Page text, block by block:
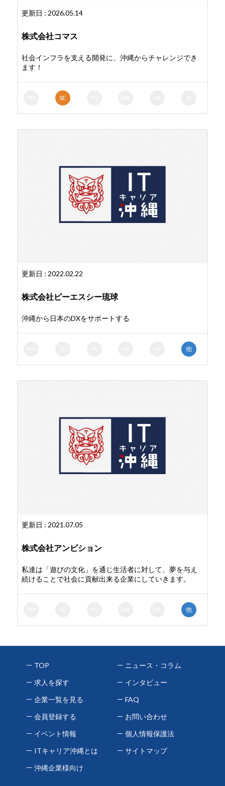
更新日 : 2026.05.14
株式会社コマス
社会インフラを支える開発に、沖縄からチャレンジでき
ます！
SE
更新日 : 2022.02.22
株式会社ピーエスシー琉球
沖縄から日本のDXをサポートする
他
更新日 : 2021.07.05
株式会社アンビション
私達は「遊びの文化」を通じ生活者に対して、夢を与え
続けることで社会に貢献出来る企業にしていきます。
他
TOP
求人を探す
企業一覧を見る
会員登録する
イベント情報
ITキャリア沖縄とは
沖縄企業様向け
ニュース・コラム
インタビュー
FAQ
お問い合わせ
個人情報保護法
サイトマップ